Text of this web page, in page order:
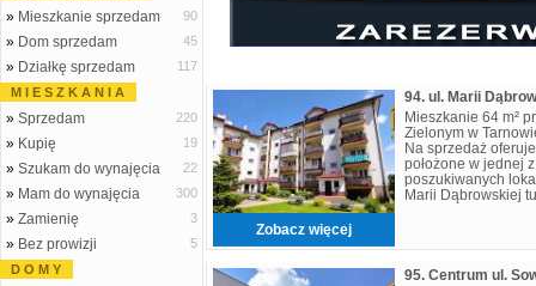
» Mieszkanie sprzedam 90
» Dom sprzedam 45
» Działkę sprzedam
117
M I E S Z K A N I A
» Sprzedam 220
» Kupię 19
» Szukam do wynajęcia 22
» Mam do wynajęcia 300
» Zamienię 3
» Bez prowizji
5
D O M Y
Zobacz więcej
Mieszkanie 64 m²
Zielonym w
Na sprzedaż
położone w jednej
poszukiwanych
Marii Dąbrowskiej
95. Centrum ul.